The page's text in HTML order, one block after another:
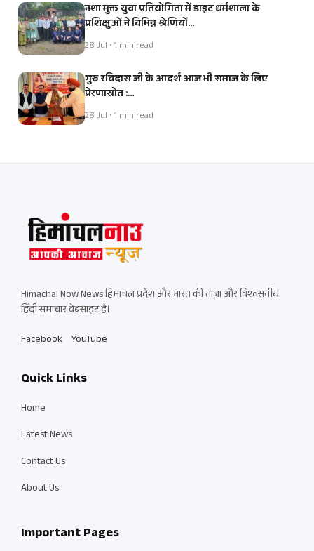
नशा मुक्त युवा प्रतियोगिता में डाइट धर्मशाला के
प्रशिक्षुओं ने विभिन्न श्रेणियों…
28 Jul • 1 min read
गुरु रविदास जी के आदर्श आज भी समाज के लिए
प्रेरणास्रोत :…
28 Jul • 1 min read
Himachal Now News हिमाचल प्रदेश और भारत की ताज़ा और विश्वसनीय
हिंदी समाचार वेबसाइट है।
Facebook YouTube
Quick Links
Home
Latest News
Contact Us
About Us
Important Pages